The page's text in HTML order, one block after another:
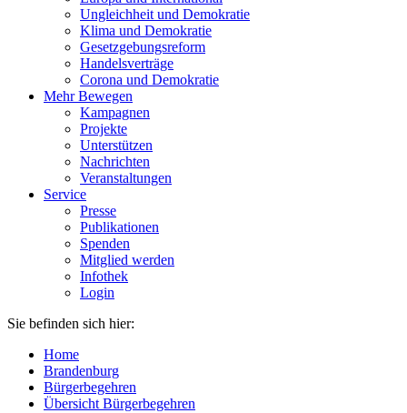
Ungleichheit und Demokratie
Klima und Demokratie
Gesetzgebungsreform
Handelsverträge
Corona und Demokratie
Mehr Bewegen
Kampagnen
Projekte
Unterstützen
Nachrichten
Veranstaltungen
Service
Presse
Publikationen
Spenden
Mitglied werden
Infothek
Login
Sie befinden sich hier:
Home
Brandenburg
Bürgerbegehren
Übersicht Bürgerbegehren